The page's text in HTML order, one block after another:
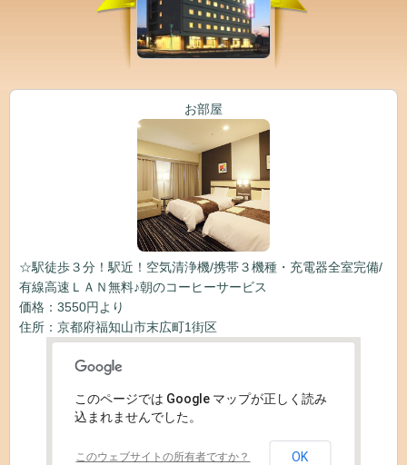
お部屋
☆駅徒歩３分！駅近！空気清浄機/携帯３機種・充電器全室完備/
有線高速ＬＡＮ無料♪朝のコーヒーサービス
価格：3550円より
住所：京都府福知山市末広町1街区
このページでは Google マップが正しく読み
込まれませんでした。
このウェブサイトの所有者ですか？ OK